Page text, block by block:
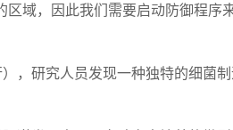
域，因此我们需要启动防御程序
），研究人员发现一种独特的细